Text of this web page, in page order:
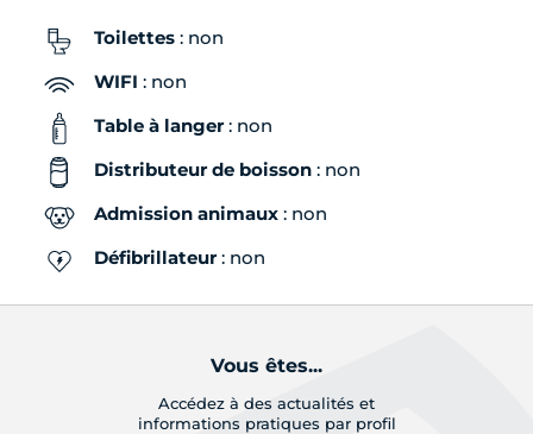
Toilettes : non
WIFI : non
Table à langer: non
Distributeur de boisson : non
Admission animaux : non
Défibrillateur: non
Vous êtes...
Accédez à des actualités et
informations pratiques par profil